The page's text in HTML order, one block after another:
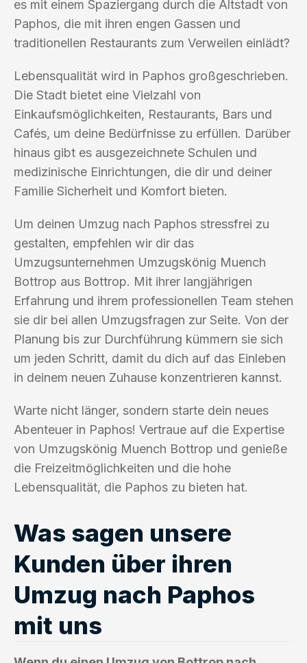
es mit einem Spaziergang durch die Altstadt von
Paphos, die mit ihren engen Gassen und
traditionellen Restaurants zum Verweilen einlädt?
Lebensqualität wird in Paphos großgeschrieben.
Die Stadt bietet eine Vielzahl von
Einkaufsmöglichkeiten, Restaurants, Bars und
Cafés, um deine Bedürfnisse zu erfüllen. Darüber
hinaus gibt es ausgezeichnete Schulen und
medizinische Einrichtungen, die dir und deiner
Familie Sicherheit und Komfort bieten.
Um deinen Umzug nach Paphos stressfrei zu
gestalten, empfehlen wir dir das
Umzugsunternehmen Umzugskönig Muench
Bottrop aus Bottrop. Mit ihrer langjährigen
Erfahrung und ihrem professionellen Team stehen
sie dir bei allen Umzugsfragen zur Seite. Von der
Planung bis zur Durchführung kümmern sie sich
um jeden Schritt, damit du dich auf das Einleben
in deinem neuen Zuhause konzentrieren kannst.
Warte nicht länger, sondern starte dein neues
Abenteuer in Paphos! Vertraue auf die Expertise
von Umzugskönig Muench Bottrop und genieße
die Freizeitmöglichkeiten und die hohe
Lebensqualität, die Paphos zu bieten hat.
Was sagen unsere
Kunden über ihren
Umzug nach Paphos
mit uns